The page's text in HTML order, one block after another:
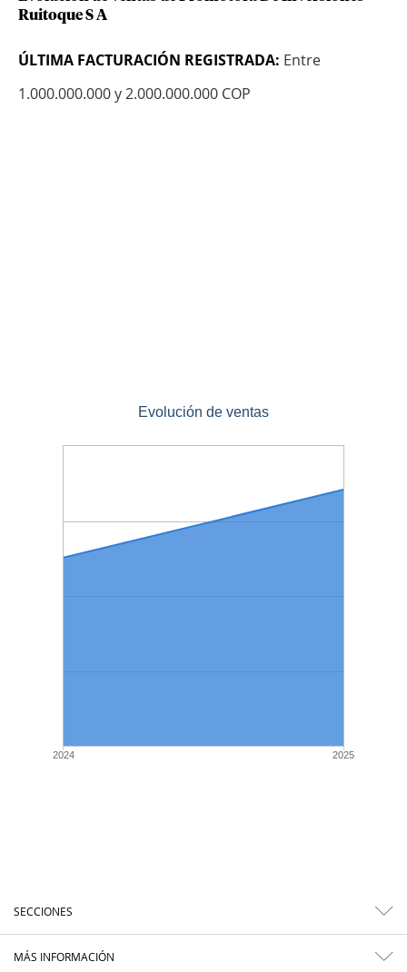
Ruitoque S A
ÚLTIMA FACTURACIÓN REGISTRADA: Entre
1.000.000.000 y 2.000.000.000 COP
Evolución de ventas
2024 2025
SECCIONES
MÁS INFORMACIÓN